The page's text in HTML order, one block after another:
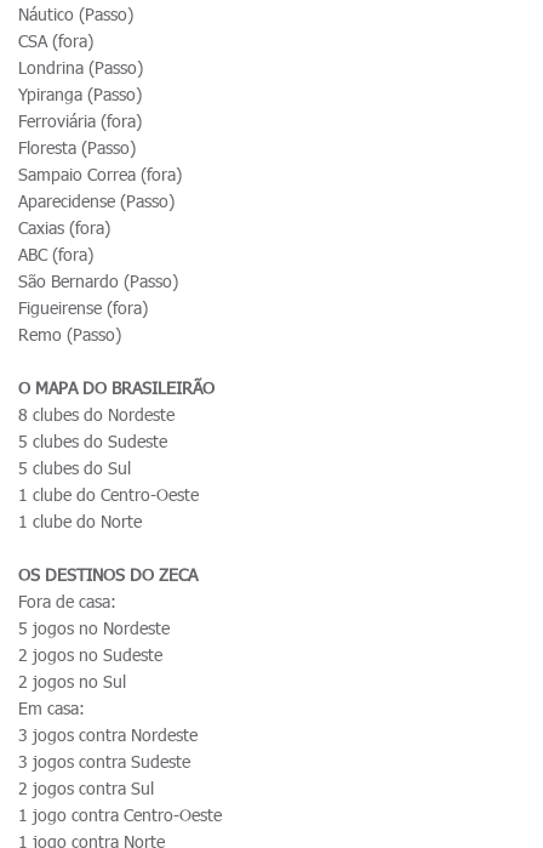
Náutico (Passo)
CSA (fora)
Londrina (Passo)
Ypiranga (Passo)
Ferroviária (fora)
Floresta (Passo)
Sampaio Correa (fora)
Aparecidense (Passo)
Caxias (fora)
ABC (fora)
São Bernardo (Passo)
Figueirense (fora)
Remo (Passo)
O MAPA DO BRASILEIRÃO
8 clubes do Nordeste
5 clubes do Sudeste
5 clubes do Sul
1 clube do Centro-Oeste
1 clube do Norte
OS DESTINOS DO ZECA
Fora de casa:
5 jogos no Nordeste
2 jogos no Sudeste
2 jogos no Sul
Em casa:
3 jogos contra Nordeste
3 jogos contra Sudeste
2 jogos contra Sul
1 jogo contra Centro-Oeste
1 jogo contra Norte